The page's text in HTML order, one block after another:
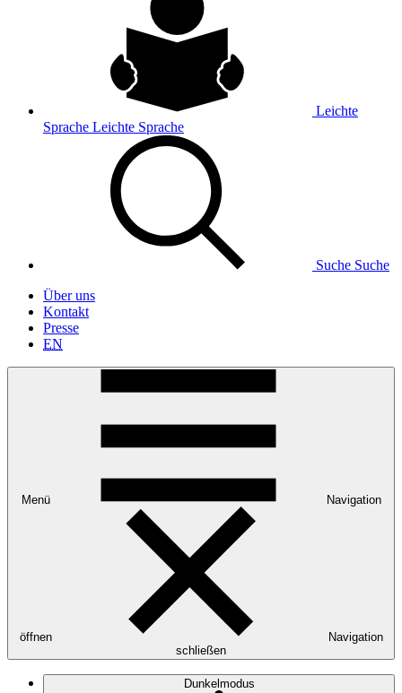
Leichte
Sprache Leichte Sprache
Suche Suche
Über uns
Kontakt
Presse
EN
Menü Navigation
öffnen
Navigation
schließen
Dunkelmodus